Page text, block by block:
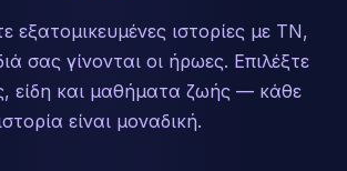
εξατομικευμένες ιστορίες με ΤΝ,
σας γίνονται οι ήρωες. Επιλέξτε
είδη και μαθήματα ζωής — κάθε
είναι μοναδική.